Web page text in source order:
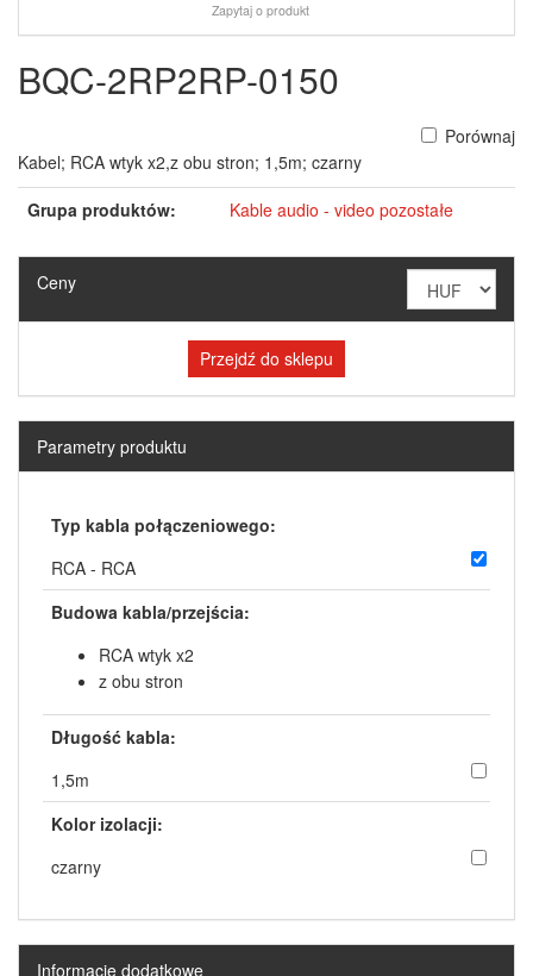
Zapytaj o produkt
BQC-2RP2RP-0150
Porównaj
Kabel; RCA wtyk x2,z obu stron; 1,5m; czarny
Grupa produktów:
Kable audio - video pozostałe
Ceny
Przejdź do sklepu
Parametry produktu
Typ kabla połączeniowego:
RCA - RCA
Budowa kabla/przejścia:
RCA wtyk x2
z obu stron
Długość kabla:
1,5m
Kolor izolacji:
czarny
Informacje dodatkowe